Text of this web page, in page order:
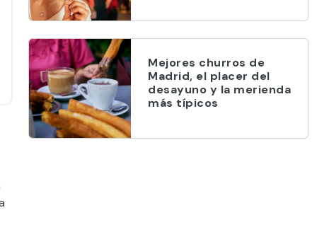
Mejores churros de
Madrid, el placer del
desayuno y la merienda
más típicos